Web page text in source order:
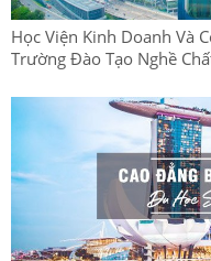
Học Viện Kinh Doanh Và
Trường Đào Tạo Nghề